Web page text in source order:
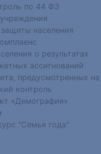
по 44 ФЗ
населения
о результатах
ассигнований
предусмотренных на
контроль
«Демография»
"Семья года"